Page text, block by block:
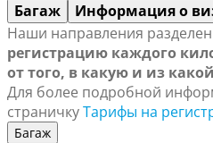
Багаж
Информация о
Наши направления
регистрацию каждого
от того, в какую и из
Для более подробной
страничкуТарифы на
Багаж